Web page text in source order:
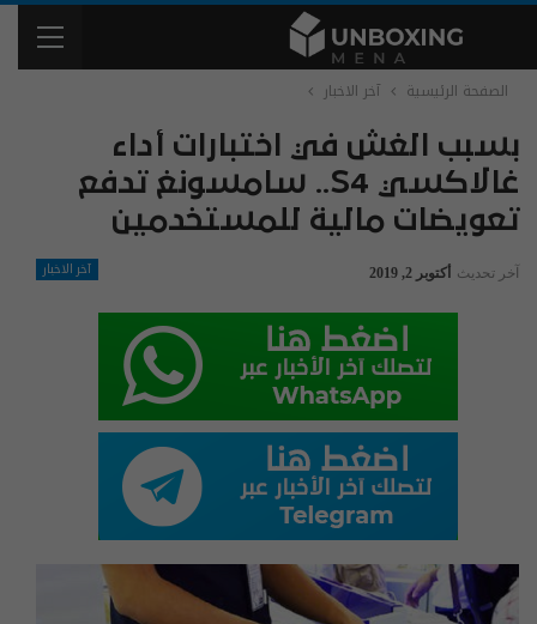
الصفحة الرئيسية آخر الاخبار
بسبب الغش في اختبارات أداء
غالاكسي S4.. سامسونغ تدفع
تعويضات مالية للمستخدمين
آخر الاخبار آخر تحديث أكتوبر 2, 2019